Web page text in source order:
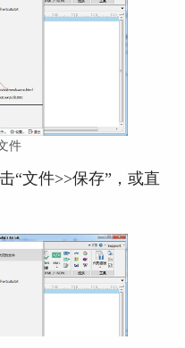
件
“文件>>保存”，或直